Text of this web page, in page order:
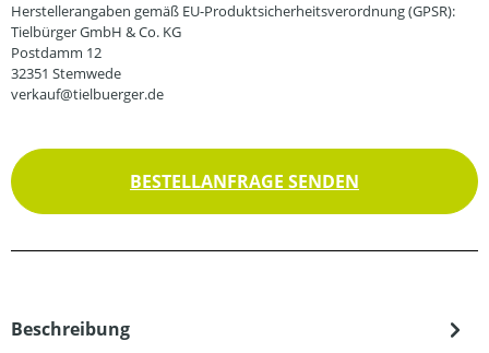
Herstellerangaben gemäß EU-Produktsicherheitsverordnung (GPSR):
Tielbürger GmbH & Co. KG
Postdamm 12
32351 Stemwede
verkauf@tielbuerger.de
BESTELLANFRAGE SENDEN
Beschreibung